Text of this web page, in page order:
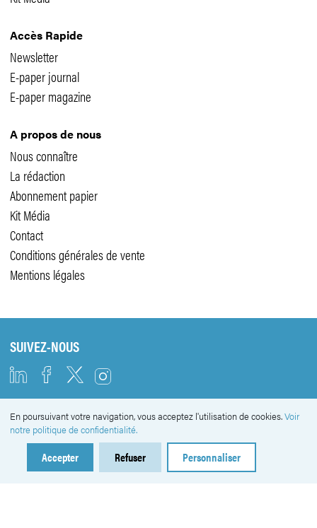
Accès Rapide
Newsletter
E-paper journal
E-paper magazine
A propos de nous
Nous connaître
La rédaction
Abonnement papier
Kit Média
Contact
Conditions générales de vente
Mentions légales
SUIVEZ-NOUS
NEWSLETTER
En poursuivant votre navigation, vous acceptez l'utilisation de cookies.Voir
notre politique de confidentialité.
Accepter Refuser Personnaliser